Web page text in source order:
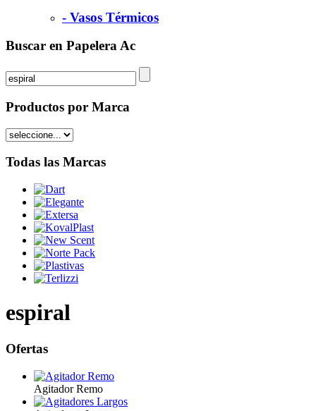
- Vasos Térmicos
Buscar en Papelera Ac
Productos por Marca
Todas las Marcas
espiral
Ofertas
Agitador Remo